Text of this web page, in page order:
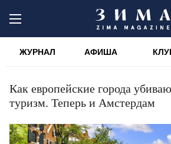
ЖУРНАЛ АФИША
Как европейские города
туризм. Теперь и Амстердам